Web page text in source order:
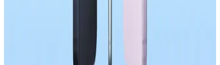
OnePlus 15T, 7.500mAh bataryası ve yazılım optimizasyonuyla
uzun pil ömrü sunuyor. Kompakt tasarımı ve güçlü bataryası
sayesinde kullanıcılar şarj süresini uzatabiliyor.